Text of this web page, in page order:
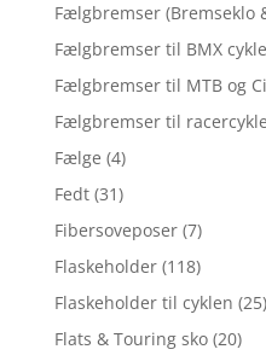
Fælgbremser (Bremseklo
Fælgbremser til BMX
Fælgbremser til MTB og
Fælgbremser til
Fælge (4)
Fedt (31)
Fibersoveposer (7)
Flaskeholder (118)
Flaskeholder til cyklen (25)
Flats & Touring sko (20)